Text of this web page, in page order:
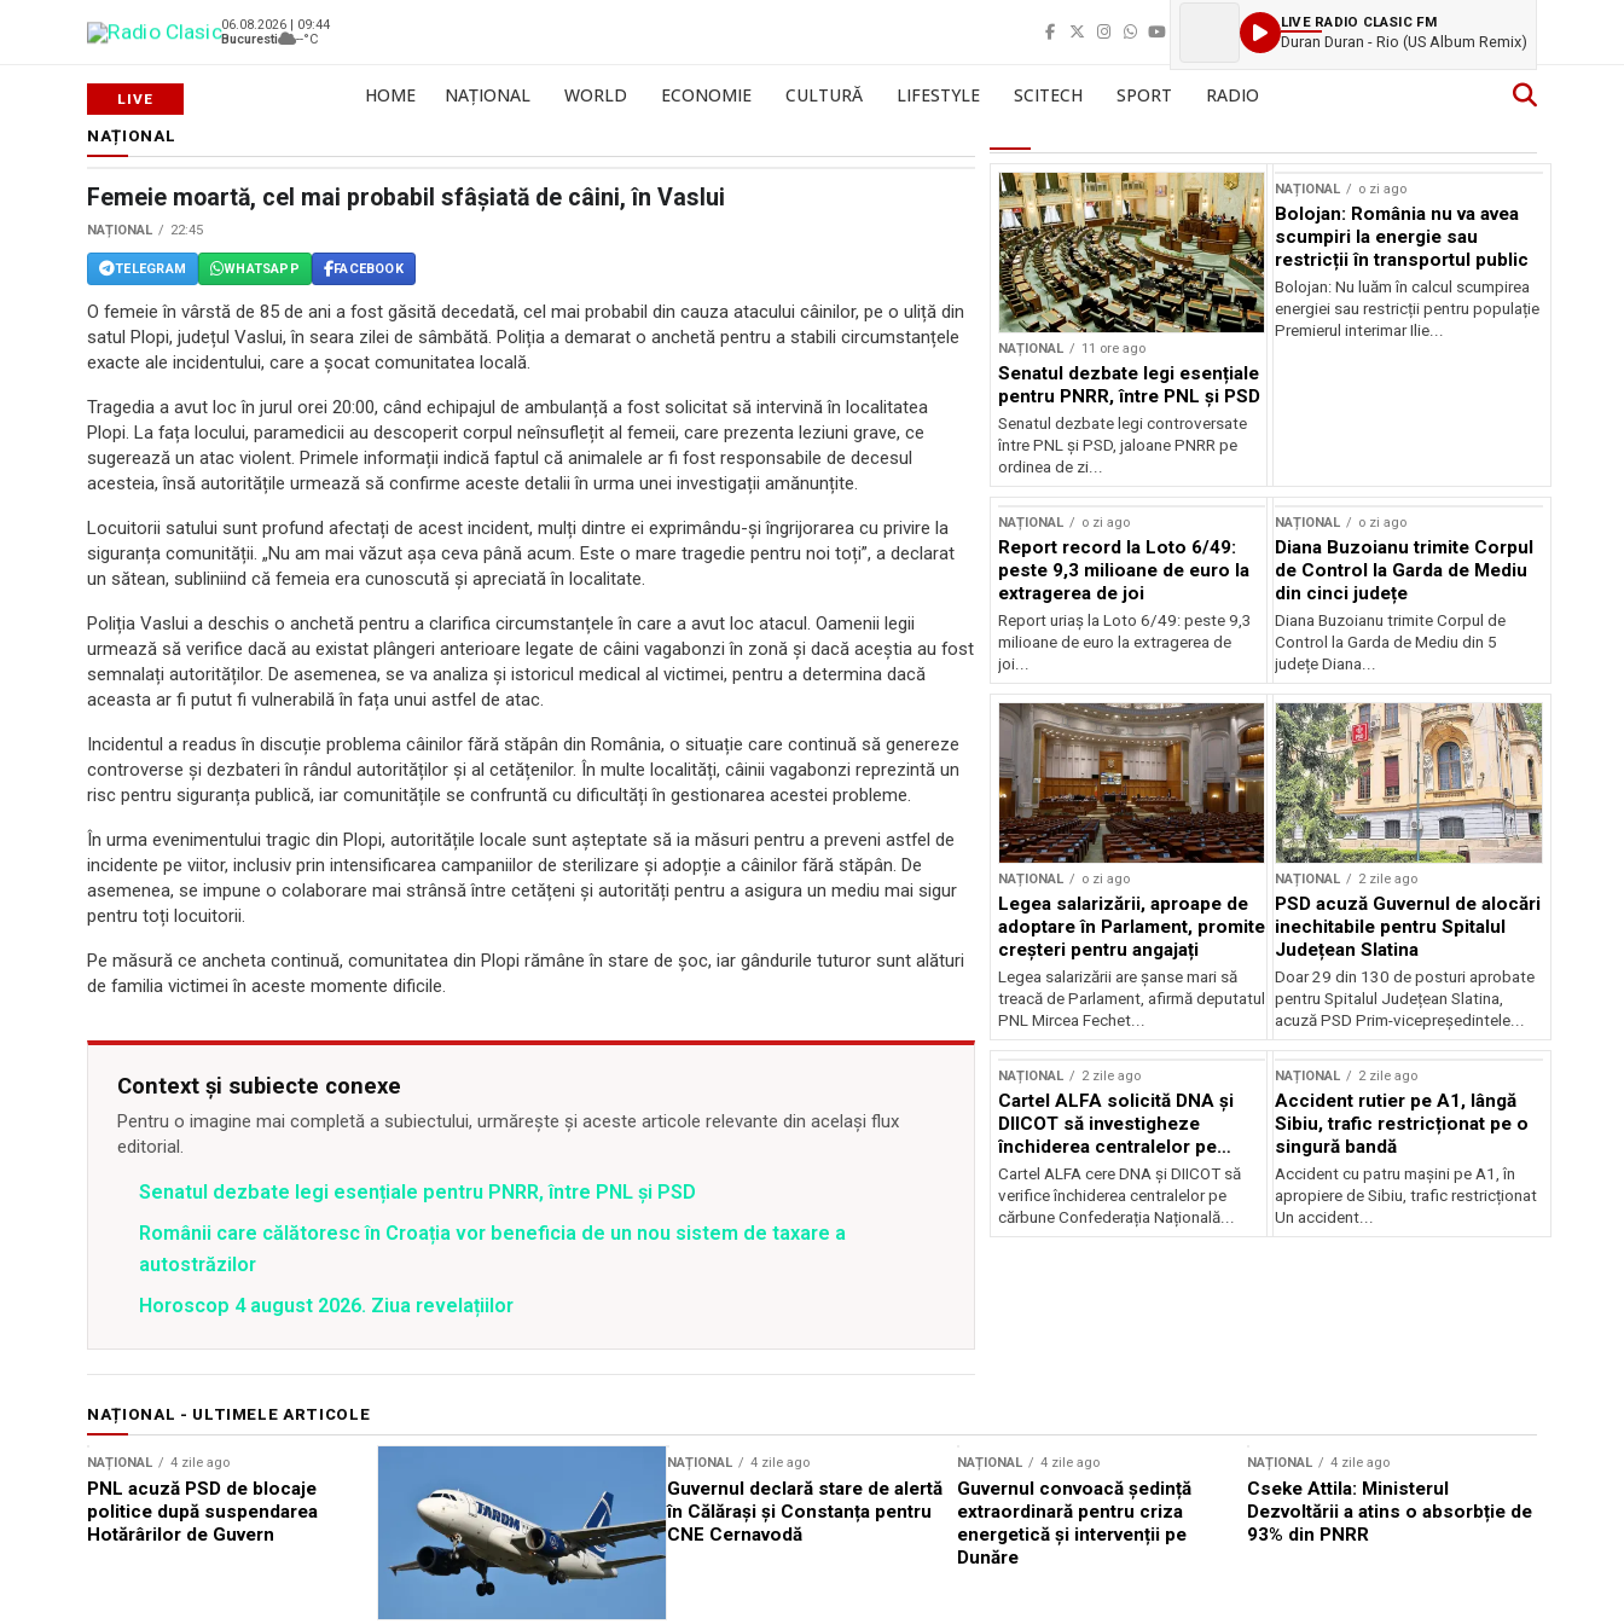
06.08.2026 | 09:44
Bucuresti
--°C
LIVE RADIO CLASIC FM
Duran Duran - Rio (US Album Remix)
HOME NAȚIONAL WORLD ECONOMIE CULTURĂ LIFESTYLE SCITECH SPORT RADIO
NAȚIONAL
Femeie moartă, cel mai probabil sfâșiată de câini, în Vaslui
NAȚIONAL 22:45
TELEGRAM WHATSAPP FACEBOOK
O femeie în vârstă de 85 de ani a fost găsită decedată, cel mai probabil din cauza atacului câinilor, pe o uliță din
satul Plopi, județul Vaslui, în seara zilei de sâmbătă. Poliția a demarat o anchetă pentru a stabili circumstanțele
exacte ale incidentului, care a șocat comunitatea locală.
Tragedia a avut loc în jurul orei 20:00, când echipajul de ambulanță a fost solicitat să intervină în localitatea
Plopi. La fața locului, paramedicii au descoperit corpul neînsuflețit al femeii, care prezenta leziuni grave, ce
sugerează un atac violent. Primele informații indică faptul că animalele ar fi fost responsabile de decesul
acesteia, însă autoritățile urmează să confirme aceste detalii în urma unei investigații amănunțite.
Locuitorii satului sunt profund afectați de acest incident, mulți dintre ei exprimându-și îngrijorarea cu privire la
siguranța comunității. „Nu am mai văzut așa ceva până acum. Este o mare tragedie pentru noi toți”, a declarat
un sătean, subliniind că femeia era cunoscută și apreciată în localitate.
Poliția Vaslui a deschis o anchetă pentru a clarifica circumstanțele în care a avut loc atacul. Oamenii legii
urmează să verifice dacă au existat plângeri anterioare legate de câini vagabonzi în zonă și dacă aceștia au fost
semnalați autorităților. De asemenea, se va analiza și istoricul medical al victimei, pentru a determina dacă
aceasta ar fi putut fi vulnerabilă în fața unui astfel de atac.
Incidentul a readus în discuție problema câinilor fără stăpân din România, o situație care continuă să genereze
controverse și dezbateri în rândul autorităților și al cetățenilor. În multe localități, câinii vagabonzi reprezintă un
risc pentru siguranța publică, iar comunitățile se confruntă cu dificultăți în gestionarea acestei probleme.
În urma evenimentului tragic din Plopi, autoritățile locale sunt așteptate să ia măsuri pentru a preveni astfel de
incidente pe viitor, inclusiv prin intensificarea campaniilor de sterilizare și adopție a câinilor fără stăpân. De
asemenea, se impune o colaborare mai strânsă între cetățeni și autorități pentru a asigura un mediu mai sigur
pentru toți locuitorii.
Pe măsură ce ancheta continuă, comunitatea din Plopi rămâne în stare de șoc, iar gândurile tuturor sunt alături
de familia victimei în aceste momente dificile.
Context și subiecte conexe
Pentru o imagine mai completă a subiectului, urmărește și aceste articole relevante din același flux
editorial.
Senatul dezbate legi esențiale pentru PNRR, între PNL și PSD
Românii care călătoresc în Croația vor beneficia de un nou sistem de taxare a
autostrăzilor
Horoscop 4 august 2026. Ziua revelațiilor
NAȚIONAL 11 ore ago
Senatul dezbate legi esențiale
pentru PNRR, între PNL și PSD
Senatul dezbate legi controversate
între PNL și PSD, jaloane PNRR pe
ordinea de zi...
NAȚIONAL o zi ago
Bolojan: România nu va avea
scumpiri la energie sau
restricții în transportul public
Bolojan: Nu luăm în calcul scumpirea
energiei sau restricții pentru populație
Premierul interimar Ilie...
NAȚIONAL o zi ago
Report record la Loto 6/49:
peste 9,3 milioane de euro la
extragerea de joi
Report uriaș la Loto 6/49: peste 9,3
milioane de euro la extragerea de
joi...
NAȚIONAL o zi ago
Diana Buzoianu trimite Corpul
de Control la Garda de Mediu
din cinci județe
Diana Buzoianu trimite Corpul de
Control la Garda de Mediu din 5
județe Diana...
NAȚIONAL o zi ago
Legea salarizării, aproape de
adoptare în Parlament, promite
creșteri pentru angajați
Legea salarizării are șanse mari să
treacă de Parlament, afirmă deputatul
PNL Mircea Fechet...
NAȚIONAL 2 zile ago
PSD acuză Guvernul de alocări
inechitabile pentru Spitalul
Județean Slatina
Doar 29 din 130 de posturi aprobate
pentru Spitalul Județean Slatina,
acuză PSD Prim-vicepreședintele...
NAȚIONAL 2 zile ago
Cartel ALFA solicită DNA și
DIICOT să investigheze
închiderea centralelor pe
cărbune
Cartel ALFA cere DNA și DIICOT să
verifice închiderea centralelor pe
cărbune Confederația Națională...
NAȚIONAL 2 zile ago
Accident rutier pe A1, lângă
Sibiu, trafic restricționat pe o
singură bandă
Accident cu patru mașini pe A1, în
apropiere de Sibiu, trafic restricționat
Un accident...
NAȚIONAL - ULTIMELE ARTICOLE
NAȚIONAL 4 zile ago
PNL acuză PSD de blocaje
politice după suspendarea
Hotărârilor de Guvern
NAȚIONAL 4 zile ago
Guvernul declară stare de alertă
în Călărași și Constanța pentru
CNE Cernavodă
NAȚIONAL 4 zile ago
Guvernul convoacă ședință
extraordinară pentru criza
energetică și intervenții pe
Dunăre
NAȚIONAL 4 zile ago
Cseke Attila: Ministerul
Dezvoltării a atins o absorbție de
93% din PNRR